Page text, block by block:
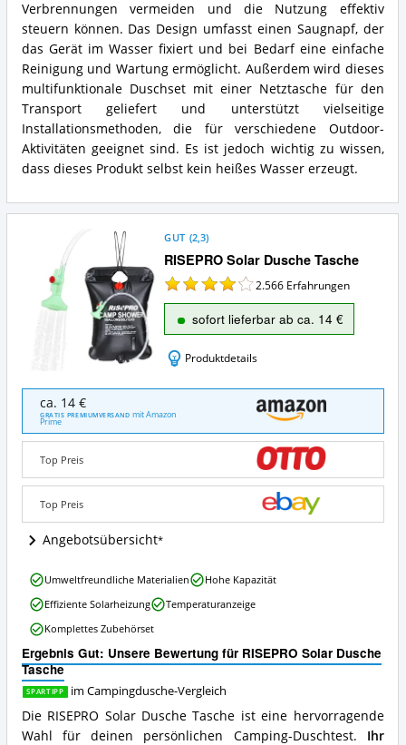
Verbrennungen vermeiden und die Nutzung effektiv
steuern können. Das Design umfasst einen Saugnapf, der
das Gerät im Wasser fixiert und bei Bedarf eine einfache
Reinigung und Wartung ermöglicht. Außerdem wird dieses
multifunktionale Duschset mit einer Netztasche für den
Transport geliefert und unterstützt vielseitige
Installationsmethoden, die für verschiedene Outdoor-
Aktivitäten geeignet sind. Es ist jedoch wichtig zu wissen,
dass dieses Produkt selbst kein heißes Wasser erzeugt.
RISEPRO Solar Dusche Tasche
GUT (2,3)
2.566 Erfahrungen
sofort lieferbar ab ca. 14 €
Produktdetails
RISEPRO
Solar
Dusche
Tasche
Angebote:
Wo
diese
Campingdusche
erhältlich?
ca. 14 €
GRATIS PREMIUMVERSAND mit Amazon
Prime
Top Preis
Top Preis
Angebotsübersicht
Ergebnis Gut: Unsere Bewertung für RISEPRO Solar Dusche
Tasche
SPARTIPP im Campingdusche-Vergleich
Die RISEPRO Solar Dusche Tasche ist eine hervorragende
Wahl für deinen persönlichen Camping-Duschtest. Ihr
RISEPRO
Solar
Dusche
Tasche
Vorteile:
Was
spricht
für
diese
Campingdusche?
Umweltfreundliche Materialien
Hohe Kapazität
Effiziente Solarheizung
Temperaturanzeige
Komplettes Zubehörset